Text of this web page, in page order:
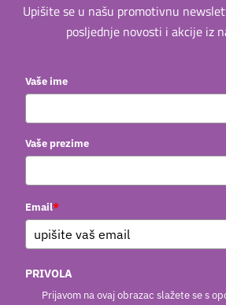
Upišite se u našu promotivnu
posljednje novosti i akcije iz
Vaše ime
Vaše prezime
Email*
PRIVOLA
Prijavom na ovaj obrazac slažete se s